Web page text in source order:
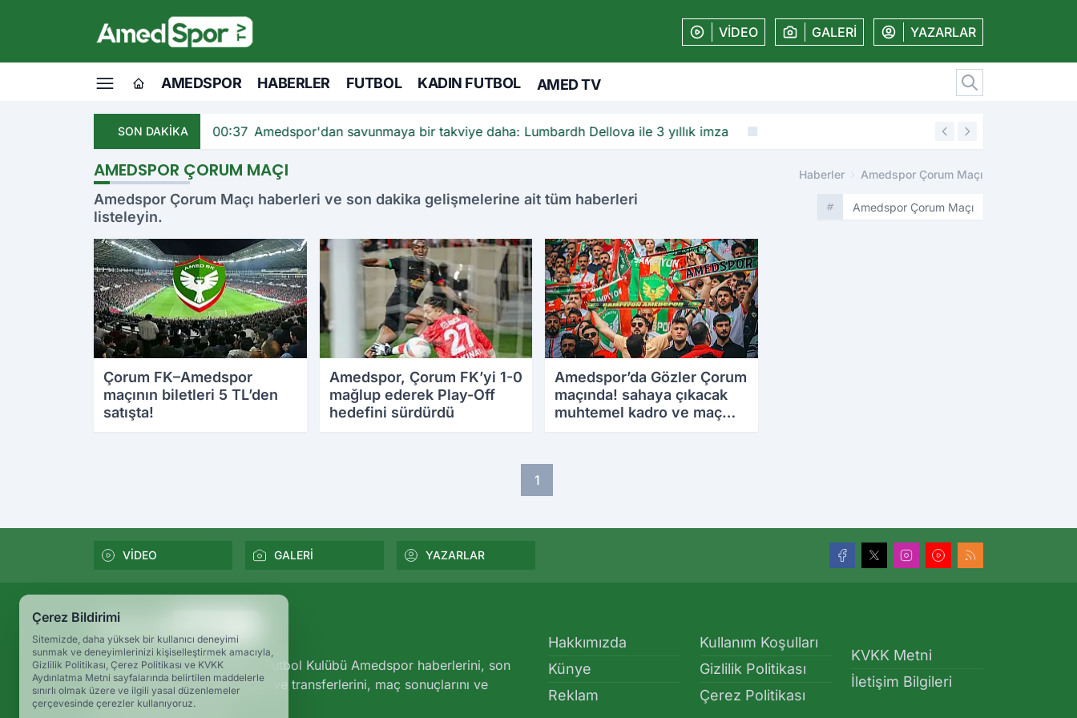
VİDEO GALERİ YAZARLAR
AMEDSPOR HABERLER FUTBOL KADIN FUTBOL AMED TV
SON DAKİKA 00:37 Amedspor'dan savunmaya bir takviye daha: Lumbardh Dellova ile 3 yıllık imza 19:11 Amedspor'dan
AMEDSPOR ÇORUM MAÇI Haberler Amedspor Çorum Maçı
Amedspor Çorum Maçı haberleri ve son dakika gelişmelerine ait tüm haberleri
listeleyin.
Amedspor Çorum Maçı
Çorum FK–Amedspor
maçının biletleri 5 TL’den
satışta!
Amedspor, Çorum FK’yi 1-0
mağlup ederek Play-Off
hedefini sürdürdü
Amedspor’da Gözler Çorum
maçında! sahaya çıkacak
muhtemel kadro ve maç
1
VİDEO GALERİ YAZARLAR
Amedspor TV ile Diyarbakır Futbol Kulübü Amedspor haberlerini, son
dakika Amedspor gelişmeleri ve transferlerini, maç sonuçlarını ve
yorumlarını takip edin.
Hakkımızda
Künye
Reklam
Kullanım Koşulları
Gizlilik Politikası
Çerez Politikası
KVKK Metni
İletişim Bilgileri
Çerez Bildirimi
Sitemizde, daha yüksek bir kullanıcı deneyimi
sunmak ve deneyimlerinizi kişiselleştirmek amacıyla,
Gizlilik Politikası, Çerez Politikası ve KVKK
Aydınlatma Metni sayfalarında belirtilen maddelerle
sınırlı olmak üzere ve ilgili yasal düzenlemeler
çerçevesinde çerezler kullanıyoruz.